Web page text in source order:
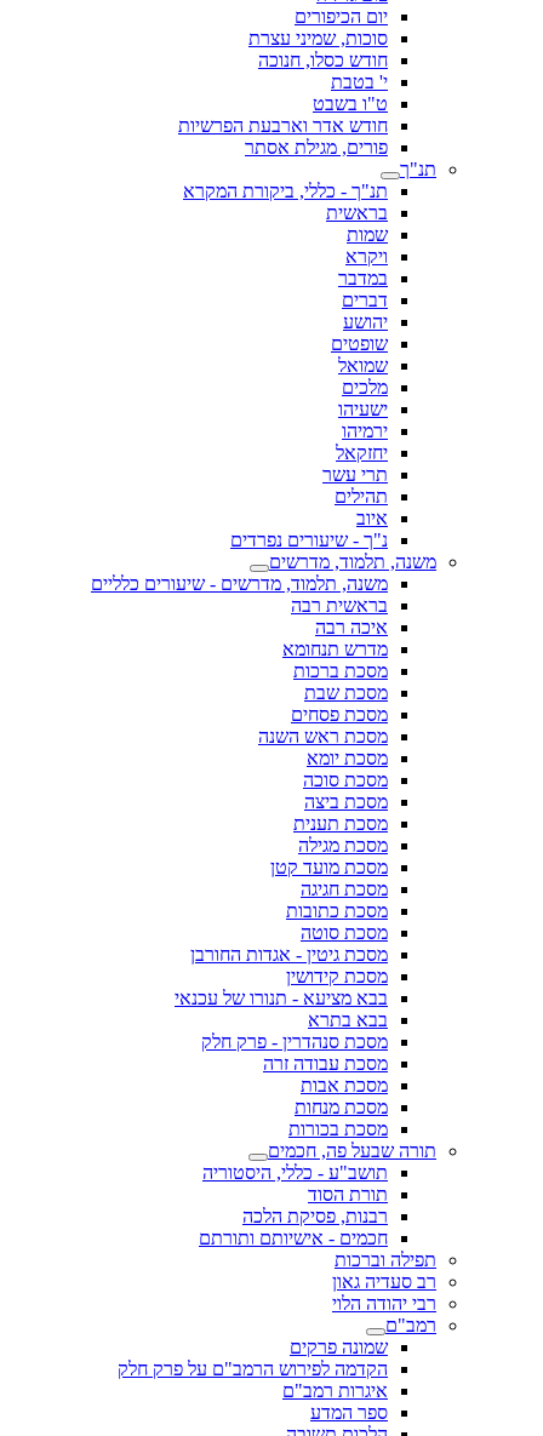
יום הכיפורים
סוכות, שמיני עצרת
חודש כסלו, חנוכה
י' בטבת
ט"ו בשבט
חודש אדר וארבעת הפרשיות
פורים, מגילת אסתר
תנ"ך
תנ"ך - כללי, ביקורת המקרא
בראשית
שמות
ויקרא
במדבר
דברים
יהושע
שופטים
שמואל
מלכים
ישעיהו
ירמיהו
יחזקאל
תרי עשר
תהילים
איוב
נ"ך - שיעורים נפרדים
משנה, תלמוד, מדרשים
משנה, תלמוד, מדרשים - שיעורים כלליים
בראשית רבה
איכה רבה
מדרש תנחומא
מסכת ברכות
מסכת שבת
מסכת פסחים
מסכת ראש השנה
מסכת יומא
מסכת סוכה
מסכת ביצה
מסכת תענית
מסכת מגילה
מסכת מועד קטן
מסכת חגיגה
מסכת כתובות
מסכת סוטה
מסכת גיטין - אגדות החורבן
מסכת קידושין
בבא מציעא - תנורו של עכנאי
בבא בתרא
מסכת סנהדרין - פרק חלק
מסכת עבודה זרה
מסכת אבות
מסכת מנחות
מסכת בכורות
תורה שבעל פה, חכמים
תושב"ע - כללי, היסטוריה
תורת הסוד
רבנות, פסיקת הלכה
חכמים - אישיותם ותורתם
תפילה וברכות
רב סעדיה גאון
רבי יהודה הלוי
רמב"ם
שמונה פרקים
הקדמה לפירוש הרמב"ם על פרק חלק
איגרות רמב"ם
ספר המדע